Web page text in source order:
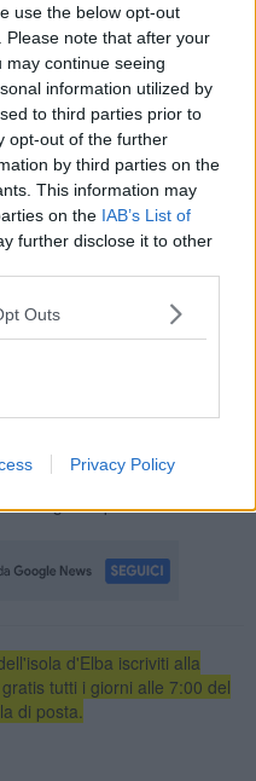
use the below opt-out
note that after your
continue seeing
information utilized by
to third parties prior to
opt-out of the further
by third parties on the
This information may
on the IAB’s List of
further disclose it to other
Outs
Privacy Policy
62.771
188.164- Follower
daAUDIWEB,l’unico
e distribuisce al mercato,
di internet, offrendo
qualitativo sulla fruizione del
Giugno 2017,
QUInews
digitale della Toscana
La Nazione
i cittadini in tutta la
notizie al giorno da tutti i
giusto per voi.
d'Elba iscriviti alla
tutti i giorni alle 7:00 del
di posta.